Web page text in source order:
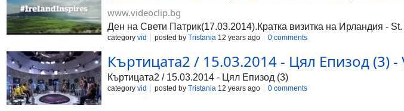
www.videoclip.bg
Ден на Свети Патрик(17.03.2014).Кратка визитка на Ирландия -
category vid posted by Tristania 12 years ago 0 comments
Къртицата2 / 15.03.2014 - Цял Епизод (3)
Къртицата2 / 15.03.2014 - Цял Епизод (3)
category vid posted by Tristania 12 years ago 0 comments